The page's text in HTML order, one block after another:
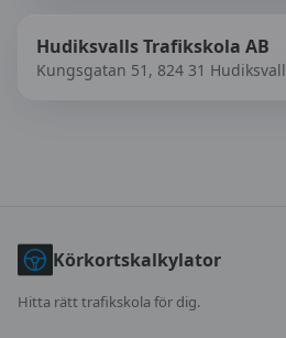
Hudiksvalls Trafikskola AB
Kungsgatan 51, 824 31 Hudiksvall
Körkortskalkylator
Hitta rätt trafikskola för dig.